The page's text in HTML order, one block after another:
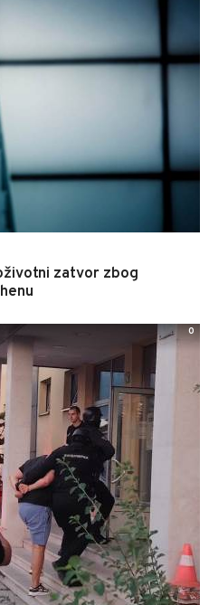
zatvor zbog
0